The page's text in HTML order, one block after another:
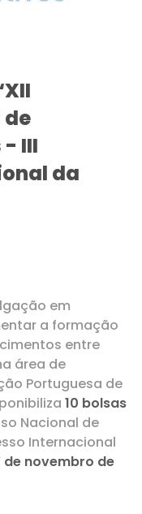
de
III
da
em
a formação
entre
área de
Portuguesa de
10 bolsas
Nacional de
Internacional
de novembro de